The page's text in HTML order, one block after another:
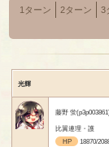
1ターン 2ターン 3
光輝
藤野 蛍
比翼連理・護
HP
18870/